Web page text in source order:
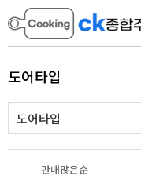
도어타입
도어타입
판매많은순